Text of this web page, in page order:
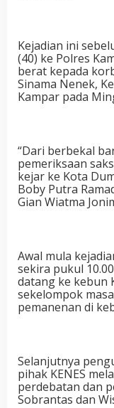
Kejadian ini
(40) ke Polres
berat kepada
Sinama Nenek,
Kampar pada
“Dari berbekal
pemeriksaan
kejar ke Kota
Boby Putra
Gian Wiatma
Awal mula
sekira pukul
datang ke kebun
sekelompok
pemanenan di
Selanjutnya
pihak KENES
perdebatan dan
Sobrantas dan